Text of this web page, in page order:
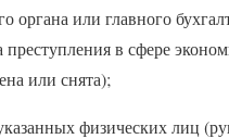
органа или главного
преступления в сфере
или снята);
физических лиц